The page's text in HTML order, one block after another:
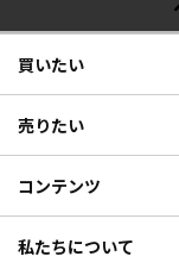
買いたい
売りたい
コンテンツ
私たちについて